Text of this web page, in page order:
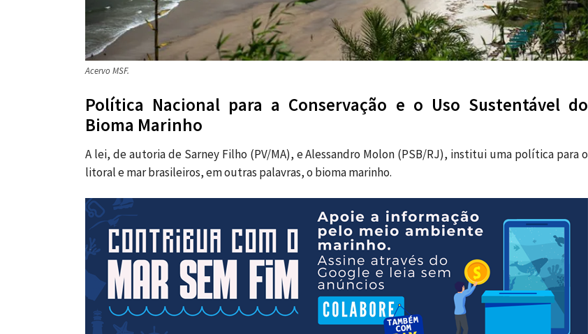
Acervo MSF.
Política Nacional para a Conservação e o Uso Sustentável do
Bioma Marinho
A lei, de autoria de Sarney Filho (PV/MA), e Alessandro Molon (PSB/RJ), institui uma política para o
litoral e mar brasileiros, em outras palavras, o bioma marinho.